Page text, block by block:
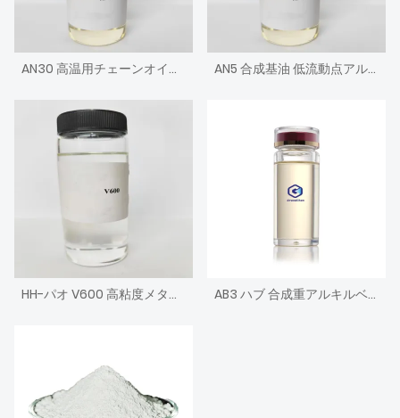
AN30 高温用チェーンオイル 高粘度アルキル化ナフタレン AN5 合成基油 低流動点アルキル化ナフタレン
HH-パオ V600 高粘度メタロセン ポリ アルファ オレフィン エンジン基油 AB3 ハブ 合成重アルキルベンゼン基油